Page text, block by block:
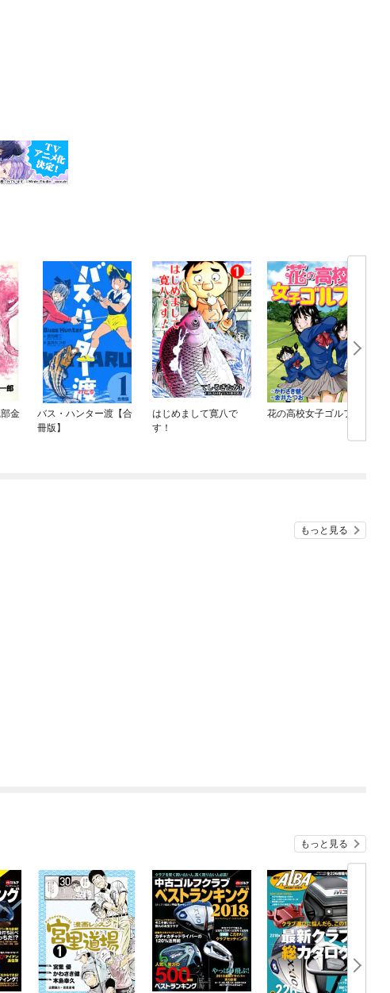
金
バス・ハンター渡【合
冊版】
はじめまして寛八で
す！
花の高校女子ゴルフ部
もっと見る
もっと見る